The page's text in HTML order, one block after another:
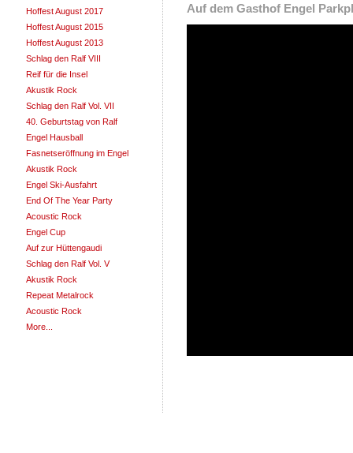
Hoffest August 2017
Hoffest August 2015
Hoffest August 2013
Schlag den Ralf VIII
Reif für die Insel
Akustik Rock
Schlag den Ralf Vol. VII
40. Geburtstag von Ralf
Engel Hausball
Fasnetseröffnung im Engel
Akustik Rock
Engel Ski-Ausfahrt
End Of The Year Party
Acoustic Rock
Engel Cup
Auf zur Hüttengaudi
Schlag den Ralf Vol. V
Akustik Rock
Repeat Metalrock
Acoustic Rock
More...
Auf dem Gasthof Engel